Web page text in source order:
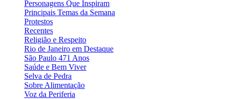
Personagens Que Inspiram
Principais Temas da Semana
Protestos
Recentes
Religião e Respeito
Rio de Janeiro em Destaque
São Paulo 471 Anos
Saúde e Bem Viver
Selva de Pedra
Sobre Alimentação
Voz da Periferia